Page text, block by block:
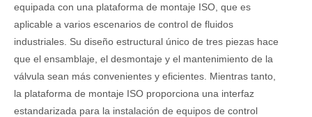
equipada con una plataforma de montaje ISO, que es
aplicable a varios escenarios de control de fluidos
industriales. Su diseño estructural único de tres piezas hace
que el ensamblaje, el desmontaje y el mantenimiento de la
válvula sean más convenientes y eficientes. Mientras tanto,
la plataforma de montaje ISO proporciona una interfaz
estandarizada para la instalación de equipos de control